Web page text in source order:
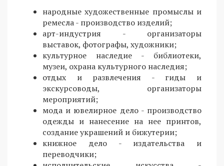
народные художественные промыслы и
ремесла - производство изделий;
арт-индустрия - организаторы
выставок, фотографы, художники;
культурное наследие - библиотеки,
музеи, охрана культурного наследия;
отдых и развлечения - гиды и
экскурсоводы, организаторы
мероприятий;
мода и ювелирное дело - производство
одежды и нанесение на нее принтов,
создание украшений и бижутерии;
книжное дело - издательства и
переводчики;